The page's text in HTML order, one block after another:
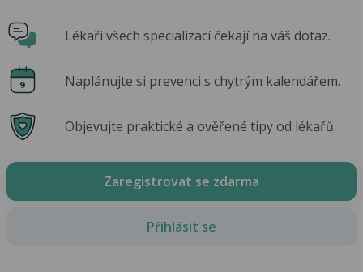
Lékaři všech specializací čekají na váš dotaz.
Naplánujte si prevenci s chytrým kalendářem.
Objevujte praktické a ověřené tipy od lékařů.
Zaregistrovat se zdarma
Přihlásit se